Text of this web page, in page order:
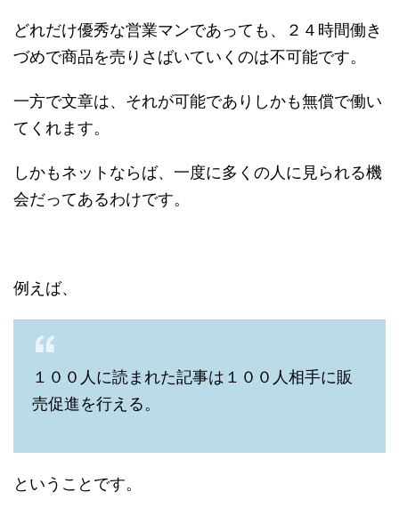
どれだけ優秀な営業マンであっても、２４時間働き
づめで商品を売りさばいていくのは不可能です。
一方で文章は、それが可能でありしかも無償で働い
てくれます。
しかもネットならば、一度に多くの人に見られる機
会だってあるわけです。
例えば、
１００人に読まれた記事は１００人相手に販
売促進を行える。
ということです。